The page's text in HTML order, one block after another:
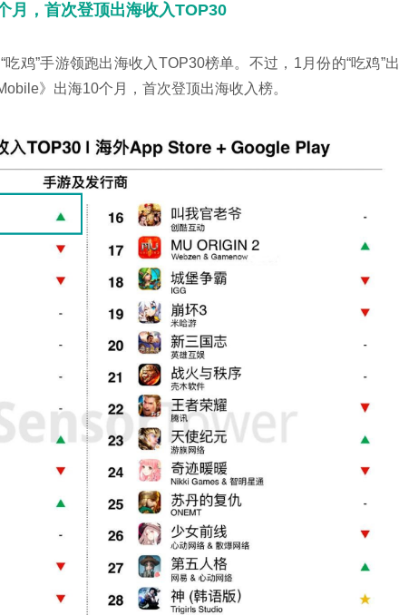
月，首次登顶出海收入TOP30
鸡”手游领跑出海收入TOP30榜单。不过，1月份的“吃鸡”出
》出海10个月，首次登顶出海收入榜。